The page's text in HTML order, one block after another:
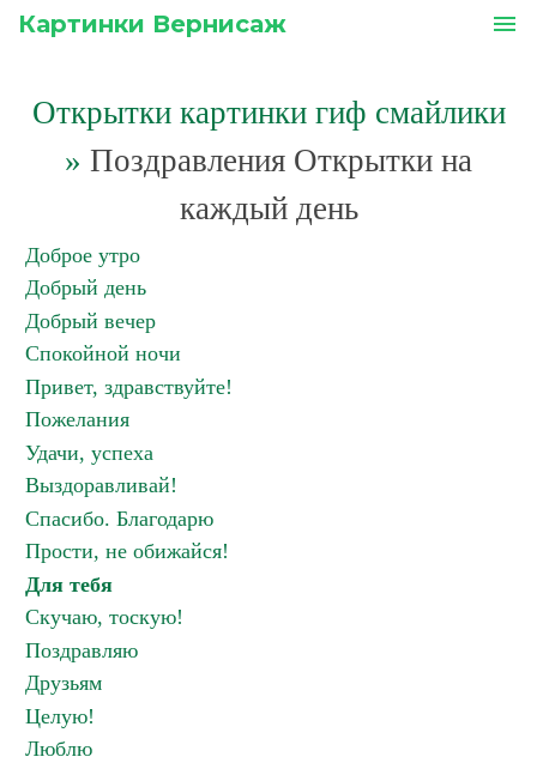
Картинки Вернисаж menu
Открытки картинки гиф смайлики
» Поздравления Открытки на
каждый день
Доброе утро
Добрый день
Добрый вечер
Спокойной ночи
Привет, здравствуйте!
Пожелания
Удачи, успеха
Выздоравливай!
Спасибо. Благодарю
Прости, не обижайся!
Для тебя
Скучаю, тоскую!
Поздравляю
Друзьям
Целую!
Люблю